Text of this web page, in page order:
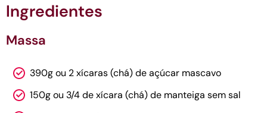
Ingredientes
Massa
390g ou 2 xícaras (chá) de açúcar mascavo
150g ou 3/4 de xícara (chá) de manteiga sem sal